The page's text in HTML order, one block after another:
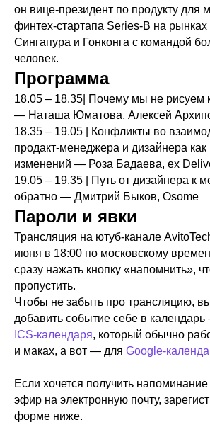
он вице-президент по продукту для
финтех-стартапа Series-B на
Сингапура и Гонконга с командой
человек.
Программа
18.05 – 18.35| Почему мы не рисуем
— Наташа Юматова, Алексей
18.35 – 19.05 | Конфликты во
продакт-менеджера и дизайнера
изменений — Роза Бадаева, ex
19.05 – 19.35 | Путь от дизайнера к
обратно — Дмитрий Быков, Osome
Пароли и явки
Трансляция на ютуб-канале
июня в 18:00 по московскому
сразу нажать кнопку «напомнить»,
пропустить.
Чтобы не забыть про трансляцию,
добавить событие себе в
ICS-календаря, который обычно
и маках, а вот — для Google-
Если хочется получить
эфир на электронную почту,
форме ниже.
Общество с ограниченной ответственностью «Авито Тех»
ИНН: 9 710 089 440, ОКВЭД: 62.01 (основной)
Коды видов деятельности в области информационных
технологий, осуществляемых организацией, в соответствии
Тверской, ул Лесная, д. 7, этаж 5, ком. 1−39
Компания ООО «Авито Тех» проектирует, разрабатывает,
Telegram
YouTube
GitHub
Habr
tech@avito.ru
Партнёрам Прессе
pr@avito.ru
НАШИ КУРСЫ
ВАКАНСИИ
КОНТАКТЫ